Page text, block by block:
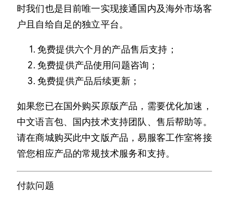
时我们也是目前唯一实现接通国内及海外市场客
户且自给自足的独立平台。
免费提供六个月的产品售后支持；
免费提供产品使用问题咨询；
免费提供产品后续更新；
如果您已在国外购买原版产品，需要优化加速，
中文语言包、国内技术支持团队、售后帮助等。
请在商城购买此中文版产品，易服客工作室将接
管您相应产品的常规技术服务和支持。
付款问题